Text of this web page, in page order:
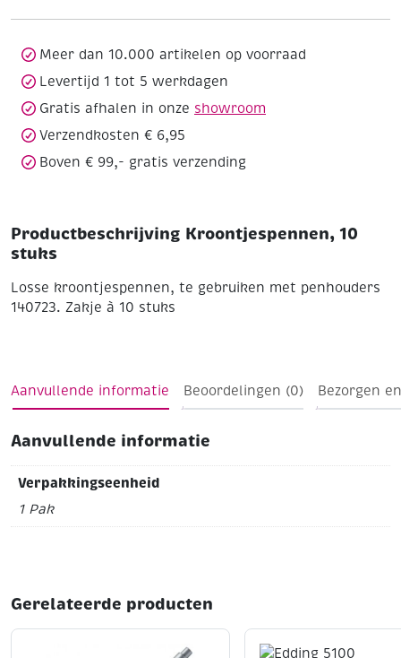
Meer dan 10.000 artikelen op voorraad
Levertijd 1 tot 5 werkdagen
Gratis afhalen in onze showroom
Verzendkosten € 6,95
Boven € 99,- gratis verzending
Productbeschrijving Kroontjespennen, 10
stuks
Losse kroontjespennen, te gebruiken met penhouders
140723. Zakje à 10 stuks
Aanvullende informatie Beoordelingen (0) Bezorgen
Aanvullende informatie
Verpakkingseenheid
1 Pak
Gerelateerde producten